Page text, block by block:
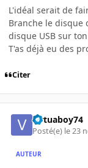
L'idéal serait de
Branche le disque
disque USB sur ton
T'as déjà eu des
Citer
virtuaboy74
Posté(e) le 23
AUTEUR